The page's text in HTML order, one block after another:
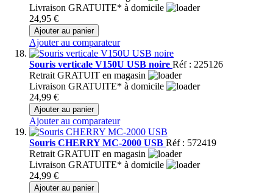
Livraison GRATUITE* à domicile
24,95 €
Ajouter au panier
Ajouter au comparateur
Souris verticale V150U USB noire Réf : 225126
Retrait GRATUIT en magasin
Livraison GRATUITE* à domicile
24,99 €
Ajouter au panier
Ajouter au comparateur
Souris CHERRY MC-2000 USB Réf : 572419
Retrait GRATUIT en magasin
Livraison GRATUITE* à domicile
24,99 €
Ajouter au panier